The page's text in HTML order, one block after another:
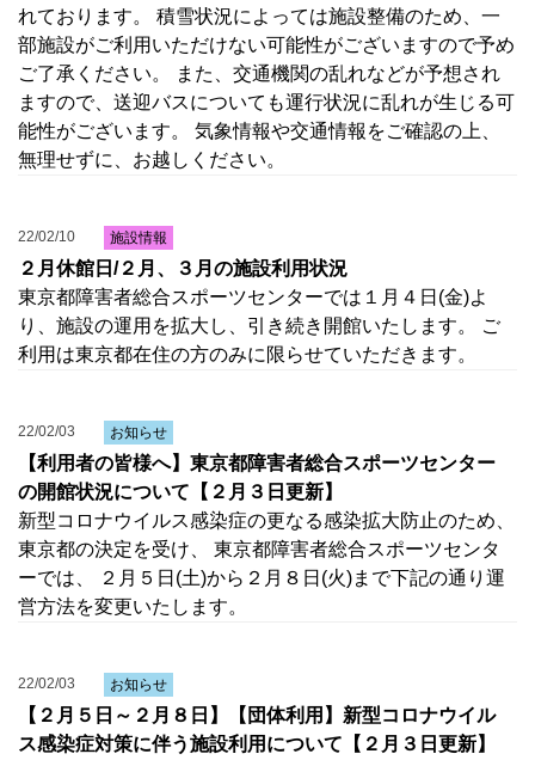
れております。 積雪状況によっては施設整備のため、一
部施設がご利用いただけない可能性がございますので予め
ご了承ください。 また、交通機関の乱れなどが予想され
ますので、送迎バスについても運行状況に乱れが生じる可
能性がございます。 気象情報や交通情報をご確認の上、
無理せずに、お越しください。
22/02/10 施設情報
２月休館日/２月、３月の施設利用状況
東京都障害者総合スポーツセンターでは１月４日(金)よ
り、施設の運用を拡大し、引き続き開館いたします。 ご
利用は東京都在住の方のみに限らせていただきます。
22/02/03 お知らせ
【利用者の皆様へ】東京都障害者総合スポーツセンター
の開館状況について【２月３日更新】
新型コロナウイルス感染症の更なる感染拡大防止のため、
東京都の決定を受け、 東京都障害者総合スポーツセンタ
ーでは、 ２月５日(土)から２月８日(火)まで下記の通り運
営方法を変更いたします。
22/02/03 お知らせ
【２月５日～２月８日】【団体利用】新型コロナウイル
ス感染症対策に伴う施設利用について【２月３日更新】